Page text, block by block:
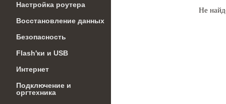
Настройка роутера
Восстановление данных
Безопасность
Flash'ки и USB
Интернет
Подключение и
оргтехника
Не